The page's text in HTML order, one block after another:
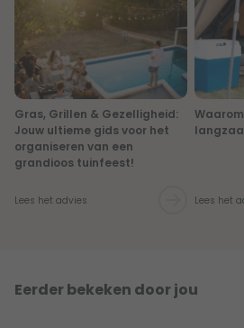
Gras, Grillen & Gezelligheid:
Jouw ultieme gids voor het
organiseren van een
grandioos tuinfeest!
Lees het advies Lees het
Eerder bekeken door jou